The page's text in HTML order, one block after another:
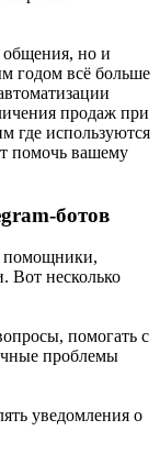
общения, но и
годом всё больше
продаж при
где используются
помочь вашему
ботов
помощники,
Вот несколько
помогать с
проблемы
уведомления о